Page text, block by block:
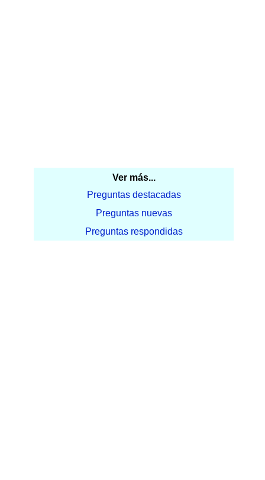
Ver más...
Preguntas destacadas
Preguntas nuevas
Preguntas respondidas